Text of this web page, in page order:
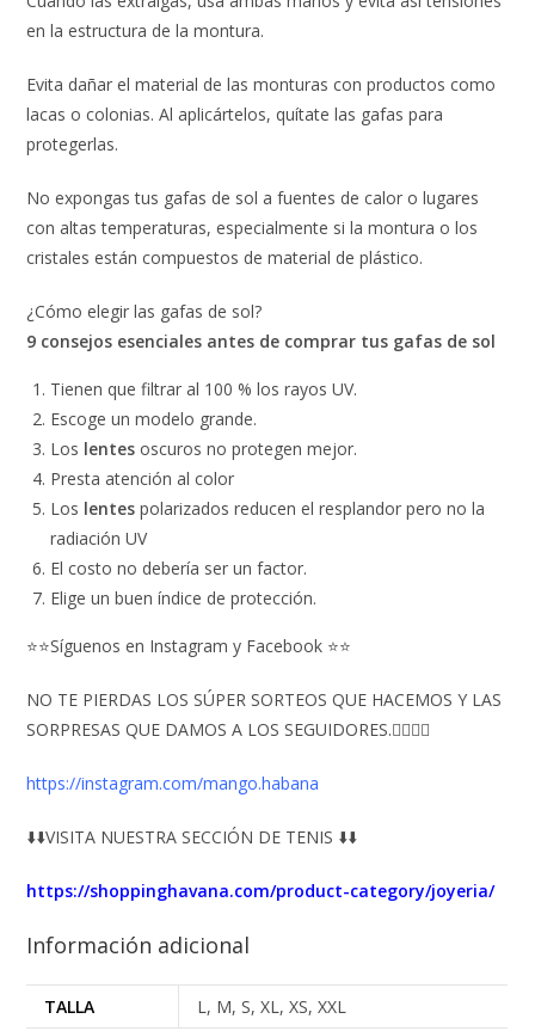
en la estructura de la montura.
Evita dañar el material de las monturas con productos como
lacas o colonias. Al aplicártelos, quítate las gafas para
protegerlas.
No expongas tus gafas de sol a fuentes de calor o lugares
con altas temperaturas, especialmente si la montura o los
cristales están compuestos de material de plástico.
¿Cómo elegir las gafas de sol?
9 consejos esenciales antes de comprar tus gafas de sol
Tienen que filtrar al 100 % los rayos UV.
Escoge un modelo grande.
Los lentes oscuros no protegen mejor.
Presta atención al color
Los lentes polarizados reducen el resplandor pero no la
radiación UV
El costo no debería ser un factor.
Elige un buen índice de protección.
⭐⭐Síguenos en Instagram y Facebook ⭐⭐
NO TE PIERDAS LOS SÚPER SORTEOS QUE HACEMOS Y LAS
SORPRESAS QUE DAMOS A LOS SEGUIDORES.👇🏻👇🏻
https://instagram.com/mango.habana
⬇️⬇️VISITA NUESTRA SECCIÓN DE TENIS ⬇️⬇️
https://shoppinghavana.com/product-category/joyeria/
Información adicional
TALLA L, M, S, XL, XS, XXL